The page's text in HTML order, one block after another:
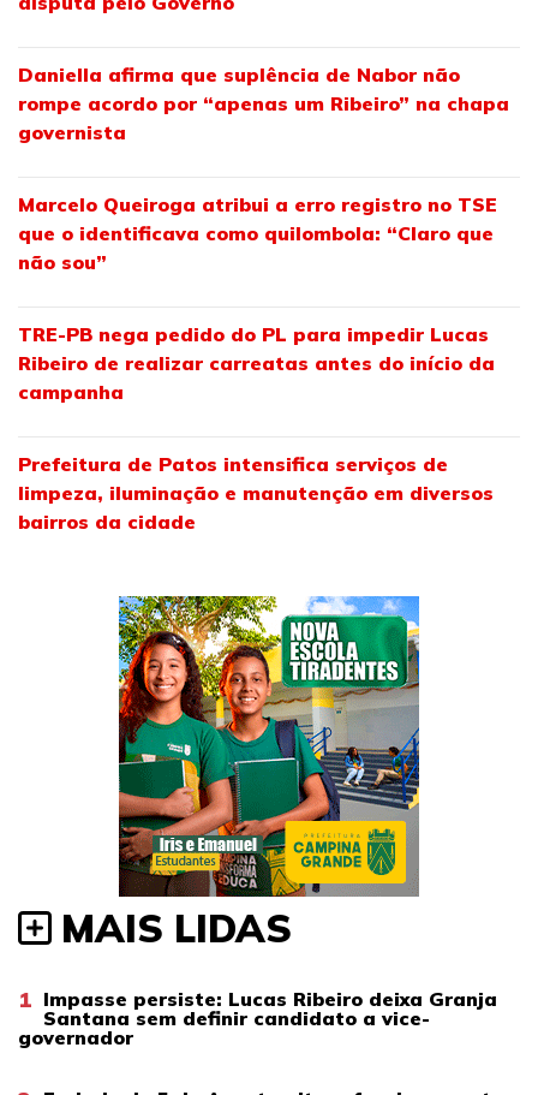
Daniella afirma que suplência de Nabor não
rompe acordo por “apenas um Ribeiro” na chapa
governista
Marcelo Queiroga atribui a erro registro no TSE
que o identificava como quilombola: “Claro que
não sou”
TRE-PB nega pedido do PL para impedir Lucas
Ribeiro de realizar carreatas antes do início da
campanha
Prefeitura de Patos intensifica serviços de
limpeza, iluminação e manutenção em diversos
bairros da cidade
MAIS LIDAS
1 Impasse persiste: Lucas Ribeiro deixa Granja
Santana sem definir candidato a vice-
governador